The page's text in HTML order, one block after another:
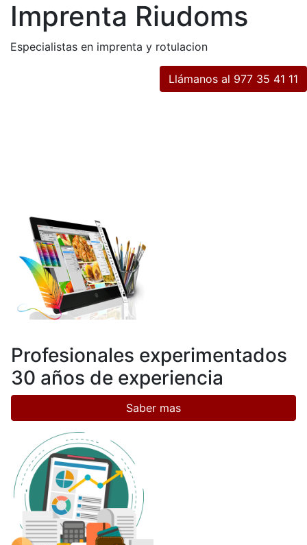
Imprenta Riudoms
Especialistas en imprenta y rotulacion
Llámanos al 977 35 41 11
Profesionales experimentados
30 años de experiencia
Saber mas